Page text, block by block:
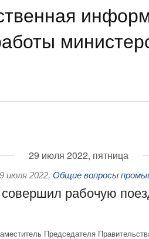
29 июля 2022, пятница
июля 2022, Общие вопросы
рабочую
Председателя